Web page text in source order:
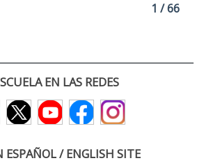
1 / 66
EN LAS REDES
ESPAÑOL / ENGLISH SITE